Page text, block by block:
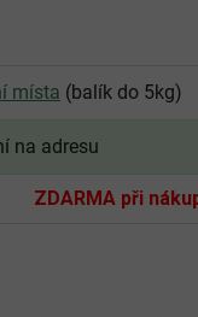
místa (balík do 5kg)
na adresu
ZDARMA při